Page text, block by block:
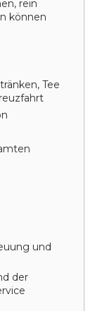
rein
können
Tee
und
der